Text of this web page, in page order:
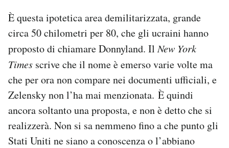
È questa ipotetica area demilitarizzata, grande
circa 50 chilometri per 80, che gli ucraini hanno
proposto di chiamare Donnyland. IlNew York
Times scrive che il nome è emerso varie volte ma
che per ora non compare nei documenti ufficiali, e
Zelensky non l’ha mai menzionata. È quindi
ancora soltanto una proposta, e non è detto che si
realizzerà. Non si sa nemmeno fino a che punto gli
Stati Uniti ne siano a conoscenza o l’abbiano